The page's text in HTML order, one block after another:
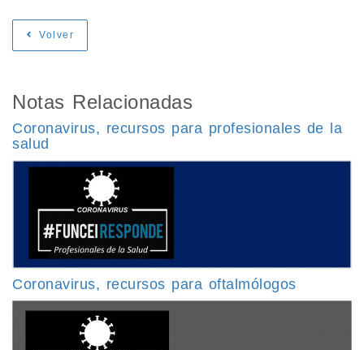
Volver
Notas Relacionadas
Coronavirus, recursos para profesionales de la
salud
Coronavirus, recursos para oftalmólogos